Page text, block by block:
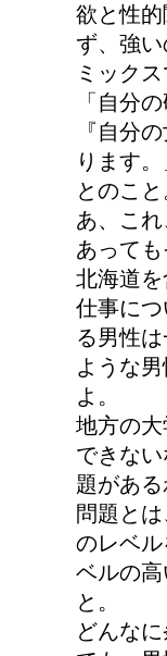
欲と性的
ず、強
ミック
「自分
『自分
ります。
とのこと
あ、こ
あっても
北海道
仕事に
る男性
ような
よ。
地方の
できな
題がある
問題と
のレベ
ベルの高
と。
どんな